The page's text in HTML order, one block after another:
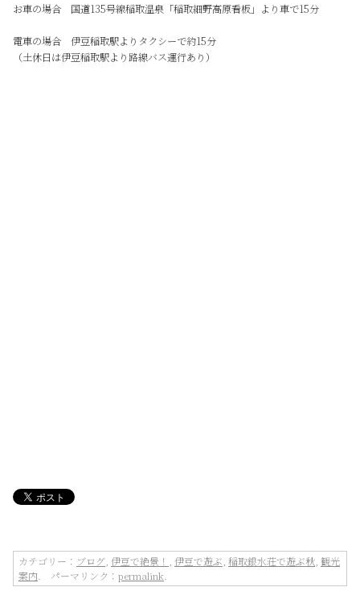
お車の場合 国道135号線稲取温泉「稲取細野高原看板」より車で15分
電車の場合 伊豆稲取駅よりタクシーで約15分
（土休日は伊豆稲取駅より路線バス運行あり）
カテゴリー： ブログ 伊豆で絶景！ 伊豆で遊ぶ 稲取銀水荘で遊ぶ秋 観光
案内 . パーマリンク： permalink